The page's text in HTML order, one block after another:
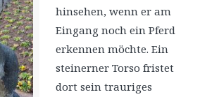
hinsehen, wenn er am
Eingang noch ein Pferd
erkennen möchte. Ein
steinerner Torso fristet
dort sein trauriges